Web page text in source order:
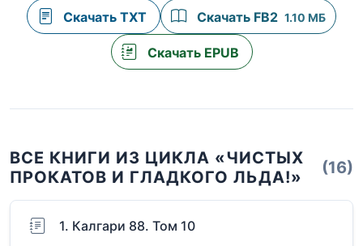
Скачать TXT Скачать FB2 1.10 МБ
Скачать EPUB
ВСЕ КНИГИ ИЗ ЦИКЛА «ЧИСТЫХ
ПРОКАТОВ И ГЛАДКОГО ЛЬДА!»
(16)
1. Калгари 88. Том 10